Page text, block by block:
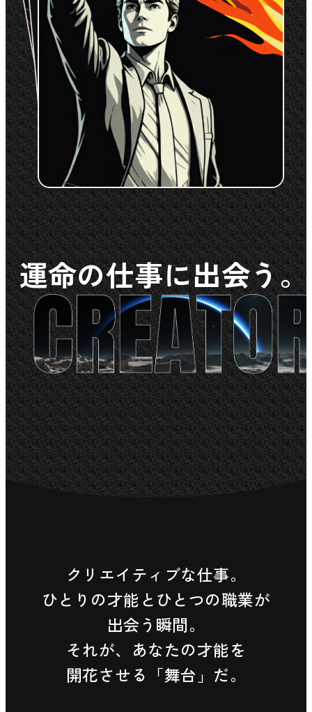
運命の仕事に出会う。
クリエイティブな仕事。
ひとりの才能とひとつの職業が
出会う瞬間。
それが、あなたの才能を
開花させる「舞台」だ。